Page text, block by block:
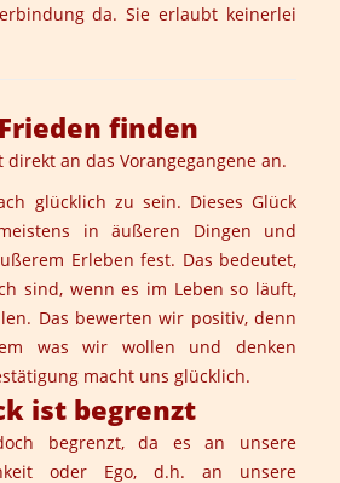
da. Sie erlaubt keinerlei
finden
an das Vorangegangene an.
glücklich zu sein. Dieses Glück
in äußeren Dingen und
Erleben fest. Das bedeutet,
sind, wenn es im Leben so läuft,
Das bewerten wir positiv, denn
was wir wollen und denken
macht uns glücklich.
ist begrenzt
begrenzt, da es an unsere
oder Ego, d.h. an unsere